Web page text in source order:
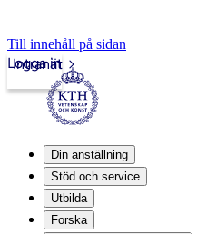
Till innehåll på sidan
Intranät
Logga in
Din anställning
Stöd och service
Utbilda
Forska